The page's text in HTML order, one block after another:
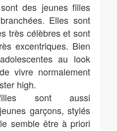
des jeunes filles
Elles sont
très célèbres et sont
excentriques. Bien
au look
vivre normalement
high.
sont aussi
garçons, stylés
semble être à priori